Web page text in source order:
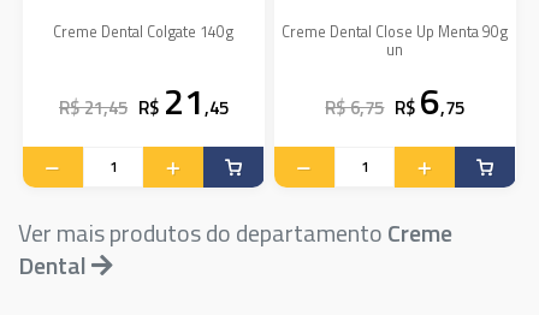
Creme Dental Colgate 140g
R$ 21,45 R$ 21,45
Creme Dental Close Up Menta 90g
un
R$ 6,75 R$ 6,75
Ver mais produtos do departamentoCreme
Dental